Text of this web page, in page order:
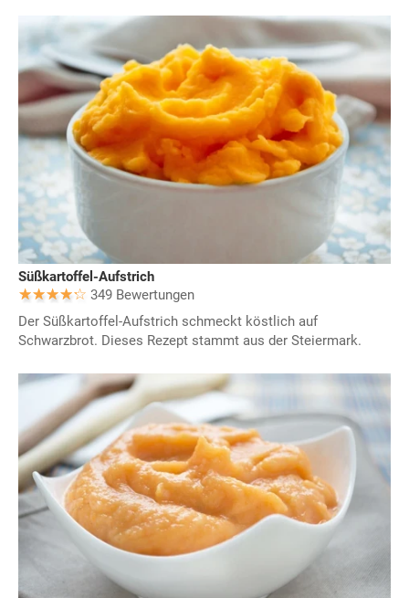
Süßkartoffel-Aufstrich
349 Bewertungen
Der Süßkartoffel-Aufstrich schmeckt köstlich auf
Schwarzbrot. Dieses Rezept stammt aus der Steiermark.